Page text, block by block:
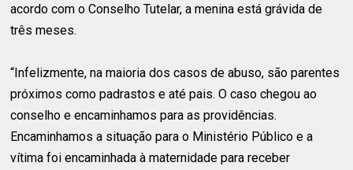
acordo com o Conselho Tutelar, a menina está grávida de
três meses.
“Infelizmente, na maioria dos casos de abuso, são parentes
próximos como padrastos e até pais. O caso chegou ao
conselho e encaminhamos para as providências.
Encaminhamos a situação para o Ministério Público e a
vítima foi encaminhada à maternidade para receber